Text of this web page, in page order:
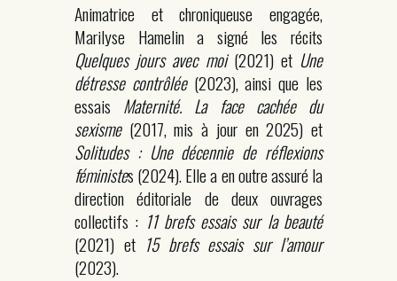
Animatrice et chroniqueuse engagée,
Marilyse Hamelin a signé les récits
Quelques jours avec moi(2021) et Une
détresse contrôlée(2023), ainsi que les
essais Maternité. La face cachée du
sexisme(2017, mis à jour en 2025) et
Solitudes : Une décennie de réflexions
féministes (2024). Elle a en outre assuré la
direction éditoriale de deux ouvrages
collectifs : 11 brefs essais sur la beauté
(2021) et 15 brefs essais sur l’amour
(2023).